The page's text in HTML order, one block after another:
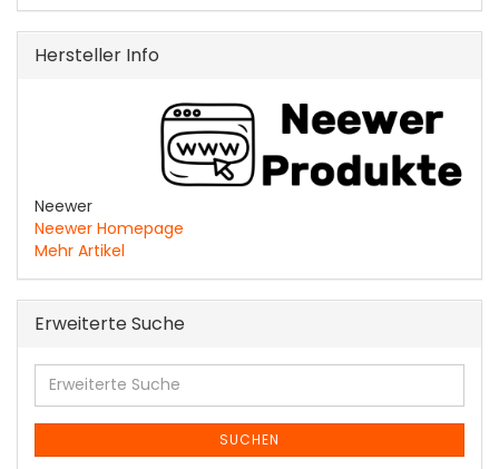
Hersteller Info
Neewer
Neewer Homepage
Mehr Artikel
Erweiterte Suche
Erweiterte
Suche
SUCHEN